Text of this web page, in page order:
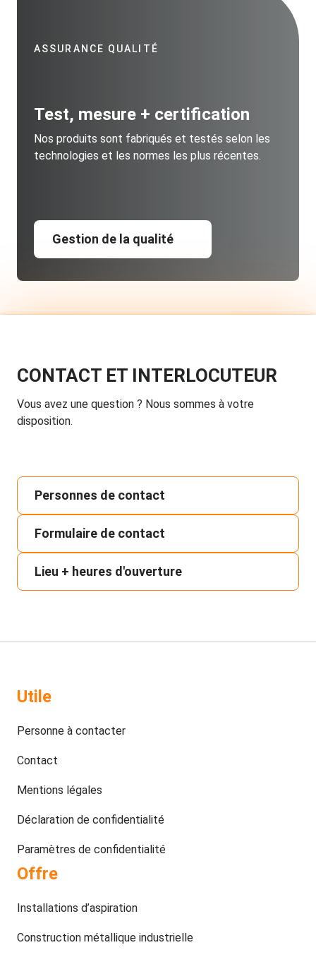
ASSURANCE QUALITÉ
Test, mesure + certification
Nos produits sont fabriqués et testés selon les
technologies et les normes les plus récentes.
Gestion de la qualité
CONTACT ET INTERLOCUTEUR
Vous avez une question ? Nous sommes à votre
disposition.
Personnes de contact
Formulaire de contact
Lieu + heures d'ouverture
Utile
Personne à contacter
Contact
Mentions légales
Déclaration de confidentialité
Paramètres de confidentialité
Offre
Installations d’aspiration
Construction métallique industrielle